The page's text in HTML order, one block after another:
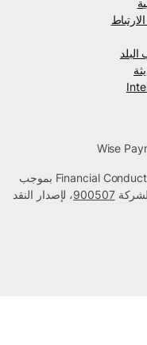
تم اعتماد شركة Wise بواسطة Financial Conduct Authority بموجب
900507، لإصدار النقد